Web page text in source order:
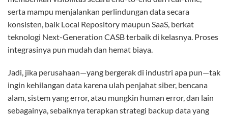
serta mampu menjalankan perlindungan data secara
konsisten, baik Local Repository maupun SaaS, berkat
teknologi Next-Generation CASB terbaik di kelasnya. Proses
integrasinya pun mudah dan hemat biaya.
Jadi, jika perusahaan—yang bergerak di industri apa pun—tak
ingin kehilangan data karena ulah penjahat siber, bencana
alam, sistem yang error, atau mungkin human error, dan lain
sebagainya, sebaiknya terapkan strategi backup data yang